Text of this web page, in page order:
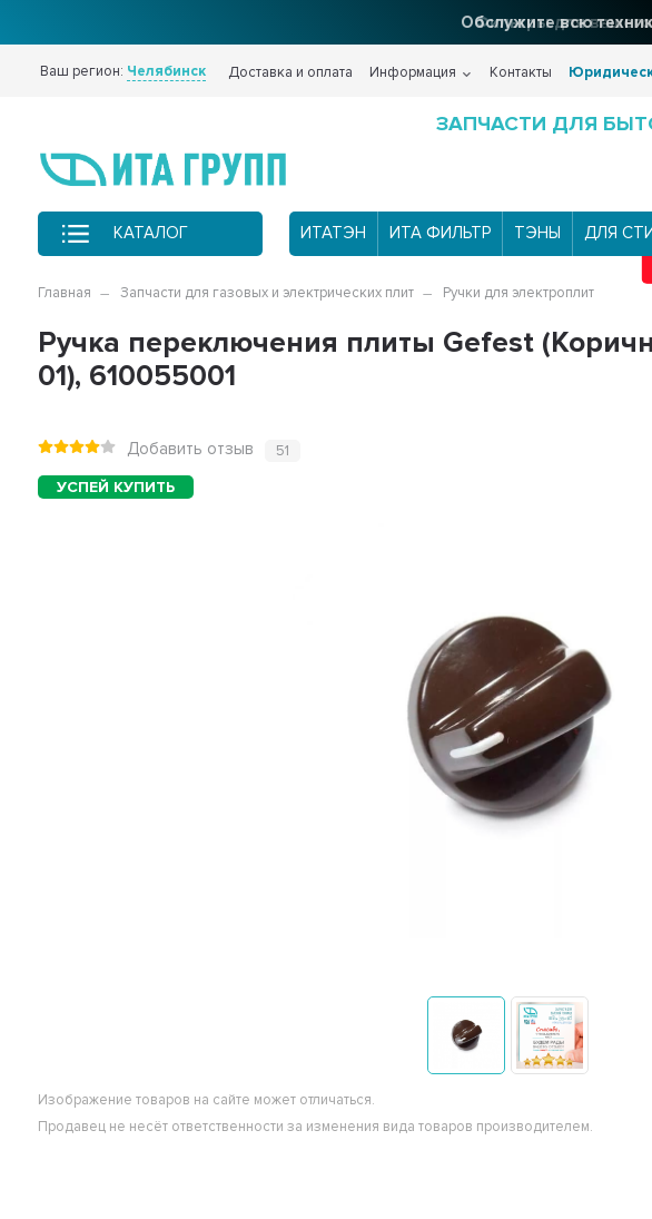
Фильтры для
Ваш регион: Челябинск Доставка и оплата Информация Контакты
ЗАПЧАСТИ ДЛЯ
КАТАЛОГ ИТАТЭН ИТА ФИЛЬТР ТЭНЫ ДЛЯ
Главная Запчасти для газовых и электрических плит Ручки для электроплит
Ручка переключения плиты Gefest
01), 610055001
Добавить отзыв 51
Изображение товаров на сайте может отличаться.
Продавец не несёт ответственности за изменения вида товаров производителем.